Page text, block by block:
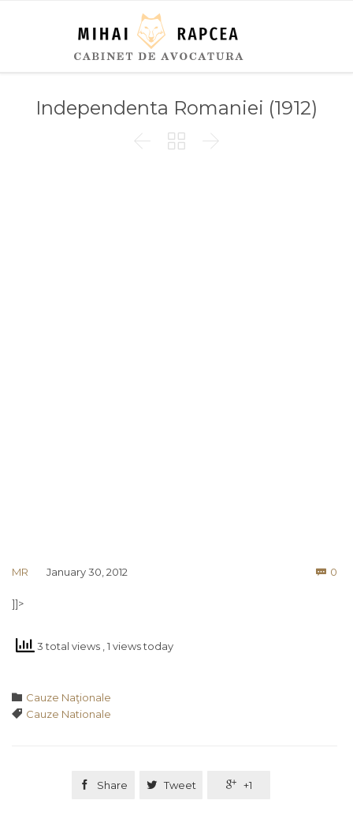
Independenta Romaniei (1912)
  
MR January 30, 2012  0
]]>
3 total views , 1 views today
 Category
Cauze Naţionale
 Tags
Cauze Nationale
 Share  Tweet  +1